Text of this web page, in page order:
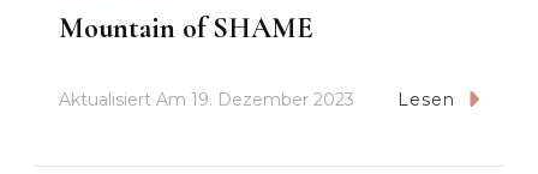
Mountain of SHAME
Aktualisiert Am 19. Dezember 2023 Lesen